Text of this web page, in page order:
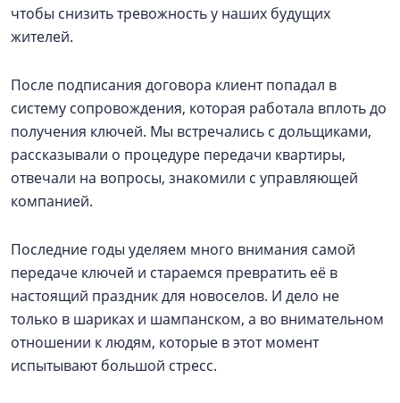
чтобы снизить тревожность у наших будущих
жителей.
После подписания договора клиент попадал в
систему сопровождения, которая работала вплоть до
получения ключей. Мы встречались с дольщиками,
рассказывали о процедуре передачи квартиры,
отвечали на вопросы, знакомили с управляющей
компанией.
Последние годы уделяем много внимания самой
передаче ключей и стараемся превратить её в
настоящий праздник для новоселов. И дело не
только в шариках и шампанском, а во внимательном
отношении к людям, которые в этот момент
испытывают большой стресс.